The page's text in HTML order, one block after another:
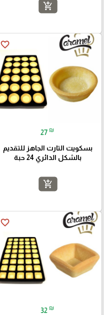
add_shopping_cart
favorite_border
27 ₪
بسكويت التارت الجاهز للتقديم
بالشكل الدائري 24 حبة
add_shopping_cart
favorite_border
32 ₪